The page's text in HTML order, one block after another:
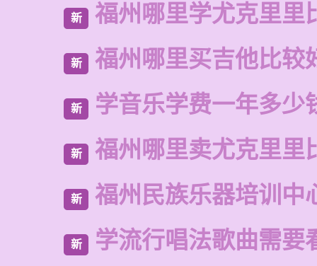
新 福州哪里学尤克里里
新 福州哪里买吉他比较
新 学音乐学费一年多少
新 福州哪里卖尤克里里
新 福州民族乐器培训中
新 学流行唱法歌曲需要